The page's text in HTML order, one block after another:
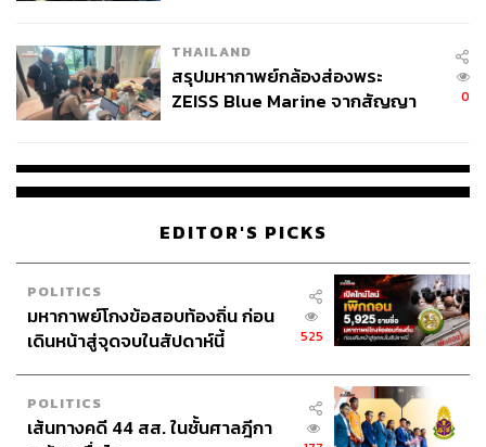
THAILAND
สรุปมหากาพย์กล้องส่องพระ
ZEISS Blue Marine จากสัญญา
จ่ายหนี้-แอบระบุแบรนด์
0
EDITOR'S PICKS
POLITICS
มหากาพย์โกงข้อสอบท้องถิ่น ก่อน
เดินหน้าสู่จุดจบในสัปดาห์นี้
525
POLITICS
เส้นทางคดี 44 สส. ในชั้นศาลฎีกา